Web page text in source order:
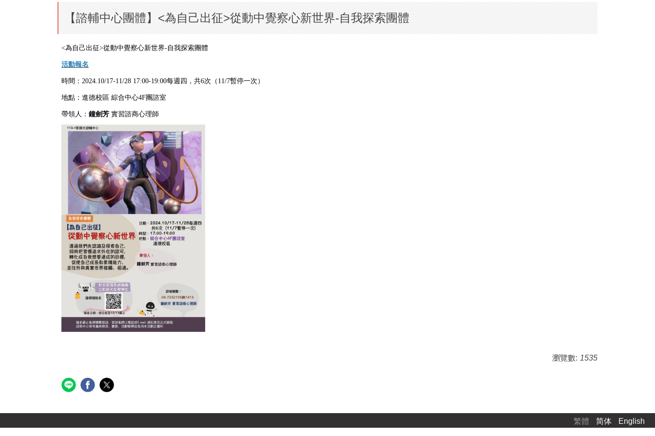
【諮輔中心團體】<為自己出征>從動中覺察心新世界-自我探索團體
<為自己出征>從動中覺察心新世界-自我探索團體
活動報名
時間：2024.10/17-11/28 17:00-19:00每週四， 共6次（11/7暫停一次）
地點： 進德校區 綜合中心4F團諮室
帶領人： 鐘劍芳 實習諮商心理師
瀏覽數: 1535
繁體 简体 English